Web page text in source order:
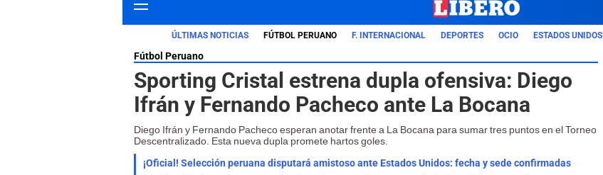
ÚLTIMAS NOTICIAS FÚTBOL PERUANO F. INTERNACIONAL DEPORTES OCIO ESTADOS UNIDOS
Fútbol Peruano
Sporting Cristal estrena dupla ofensiva: Diego
Ifrán y Fernando Pacheco ante La Bocana
Diego Ifrán y Fernando Pacheco esperan anotar frente a La Bocana para sumar tres puntos en el Torneo
Descentralizado. Esta nueva dupla promete hartos goles.
¡Oficial! Selección peruana disputará amistoso ante Estados Unidos: fecha y sede confirmadas